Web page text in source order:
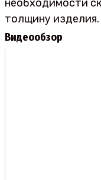
необходимости
толщину изделия.
Видеообзор